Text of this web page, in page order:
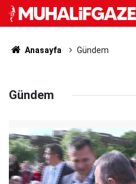
Anasayfa Gündem
Gündem